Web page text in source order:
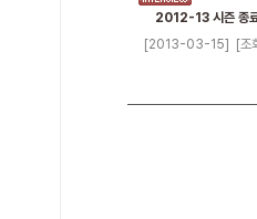
2012-13 시즌 종
[2013-03-15]
[조